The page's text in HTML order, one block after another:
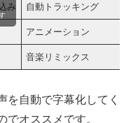
み 自動トラッキング
アニメーション
音楽リミックス
を自動で字幕化してく
でオススメです。